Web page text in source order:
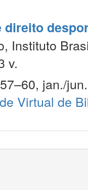
direito
Instituto
v.
jan./
Virtual de